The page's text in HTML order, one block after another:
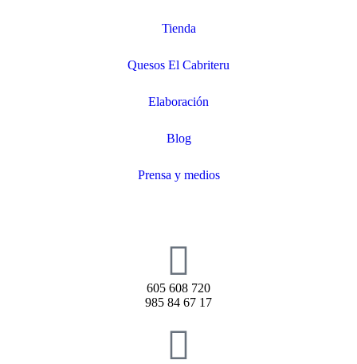
Tienda
Quesos El Cabriteru
Elaboración
Blog
Prensa y medios
605 608 720
985 84 67 17